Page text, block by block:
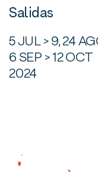
Salidas
5 JUL > 9, 24
6 SEP > 12 OCT
2024